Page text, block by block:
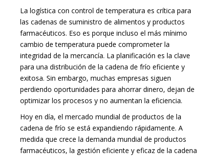
La logística con control de temperatura es crítica para
las cadenas de suministro de alimentos y productos
farmacéuticos. Eso es porque incluso el más mínimo
cambio de temperatura puede comprometer la
integridad de la mercancía. La planificación es la clave
para una distribución de la cadena de frío eficiente y
exitosa. Sin embargo, muchas empresas siguen
perdiendo oportunidades para ahorrar dinero, dejan de
optimizar los procesos y no aumentan la eficiencia.
Hoy en día, el mercado mundial de productos de la
cadena de frío se está expandiendo rápidamente. A
medida que crece la demanda mundial de productos
farmacéuticos, la gestión eficiente y eficaz de la cadena